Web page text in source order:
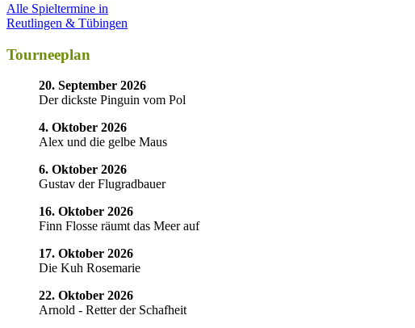
Alle Spieltermine in
Reutlingen & Tübingen
Tourneeplan
20. September 2026
Der dickste Pinguin vom Pol
4. Oktober 2026
Alex und die gelbe Maus
6. Oktober 2026
Gustav der Flugradbauer
16. Oktober 2026
Finn Flosse räumt das Meer auf
17. Oktober 2026
Die Kuh Rosemarie
22. Oktober 2026
Arnold - Retter der Schafheit